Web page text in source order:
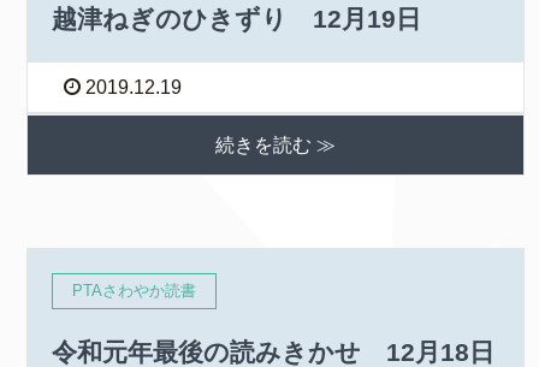
越津ねぎのひきずり 12月19日
2019.12.19
続きを読む ≫
PTAさわやか読書
令和元年最後の読みきかせ 12月18日